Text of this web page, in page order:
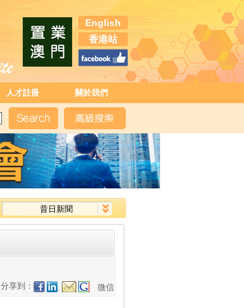
English
香港站
人才註冊 關於我們
昔日新聞
分享到：
微信